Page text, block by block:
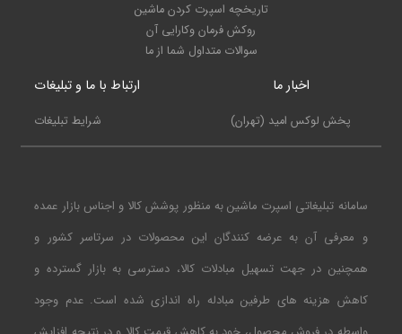
تاریخچه اسپرت کردن ماشین
روکش فرمان وکارایی آن
سوالات متداول شما از ما
اخبار ما
پخش لوکس امید (تهران)
ارتباط با ما و تبلیغات
شرایط تبلیغات
سامانه تبلیغاتی اسپرت ماشین به منظور پوشش کالا و اجناس بازار عمده
و معرفی آن به عرضه کنندگان این محصولات در سرتاسر کشور و
همچنین در جهت تسهیل مبادلات کالا، دسترسی به بازار گسترده و
کاهش هزینه های طرفین مبادله راه اندازی شده است. عدم وجود